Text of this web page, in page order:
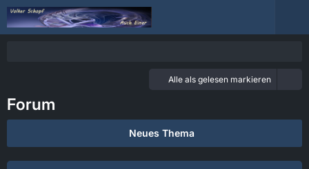
Alle als gelesen markieren
Forum
Neues Thema